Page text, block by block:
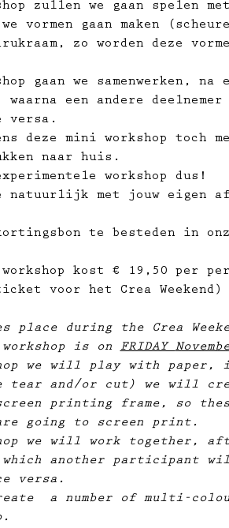
zullen we gaan spelen
vormen gaan maken
zo worden deze
gaan we samenwerken,
een andere
versa.
deze mini workshop toch
naar huis.
workshop dus!
natuurlijk met jouw eigen
te besteden in
workshop kost € 19,50 per
voor het Crea Weekend)
place during the Crea
is on FRIDAY
we will play with paper,
tear and/or cut) we will
printing frame, so
going to screen print.
we will work together,
another participant
versa.
a number of multi-